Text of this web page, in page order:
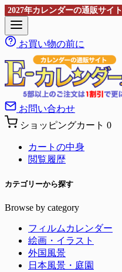
2027年カレンダーの通販サイト
お買い物の前に
お問い合わせ
ショッピングカート 0
カートの中身
閲覧履歴
カテゴリーから探す
Browse by category
フィルムカレンダー
絵画・イラスト
外国風景
日本風景・庭園